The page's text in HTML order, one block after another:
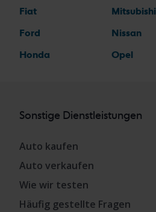
Fiat
Ford
Honda
Mitsubishi
Nissan
Opel
Sonstige Dienstleistungen
Auto kaufen
Auto verkaufen
Wie wir testen
Häufig gestellte Fragen